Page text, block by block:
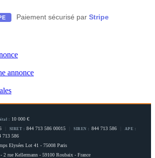
Paiement sécurisé par Stripe
annonce
: 10 000 €
SIRET : 844 713 586 00015 SIREN : 844 713 586 APE :
713 586
Elysées Lot 41 - 75008 Paris
2 rue Kellermann - 59100 Roubaix - France